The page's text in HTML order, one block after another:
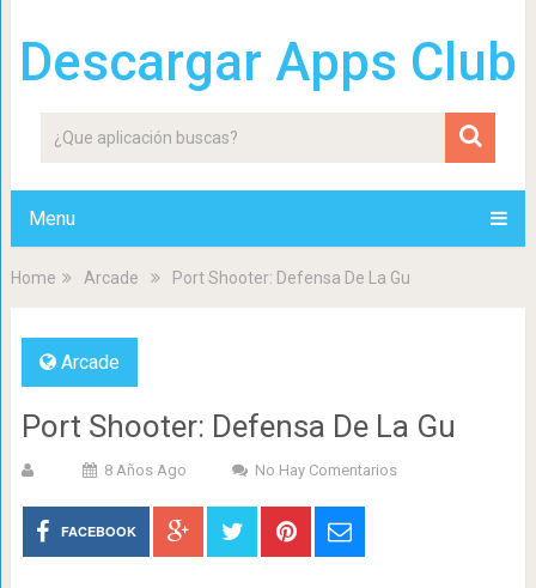
Descargar Apps Club
Menu
Home Arcade Port Shooter: Defensa De La Gu
Arcade
Port Shooter: Defensa De La Gu
8 Años Ago No Hay Comentarios
FACEBOOK